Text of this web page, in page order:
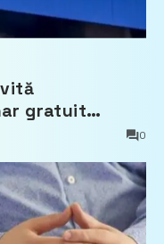
gratuit
pe bunurile
0